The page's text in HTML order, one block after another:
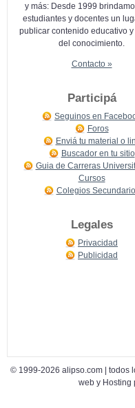
y más: Desde 1999
estudiantes y docentes un
publicar contenido educativo y
del conocimiento.
Contacto »
Participá
Seguinos en
Foros
Enviá tu material o
Buscador en tu sitio
Guia de Carreras
Cursos
Colegios
Legales
Privacidad
Publicidad
© 1999-2026 alipso.com | todos
web y Hosting